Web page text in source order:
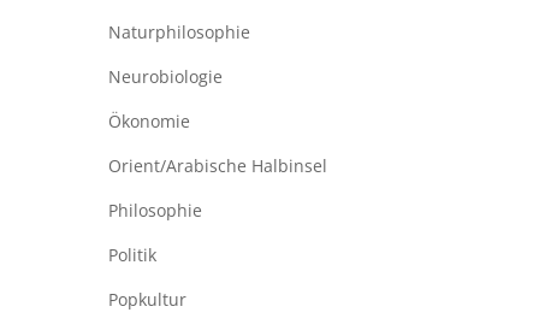
Naturphilosophie
Neurobiologie
Ökonomie
Orient/Arabische Halbinsel
Philosophie
Politik
Popkultur